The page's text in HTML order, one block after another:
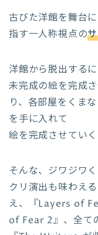
古びた洋館を舞台
指す一人称視点の
洋館から脱出する
未完成の絵を完成
り、各部屋をくま
を手に入れて
絵を完成させていく
そんな、ジワジワ
クリ演出も味わえ
え、『Layers of
of Fear 2』、全て